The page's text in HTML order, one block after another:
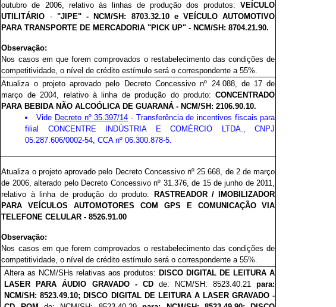
outubro de 2006, relativo às linhas de produção dos produtos:VEÍCULO
UTILITÁRIO - "JIPE"- NCM/SH: 8703.32.10 eVEÍCULO AUTOMOTIVO
PARA TRANSPORTE DE MERCADORIA "PICK UP"- NCM/SH: 8704.21.90.
Observação:
Nos casos em que forem comprovados o restabelecimento das condições de
competitividade, o nível de crédito estímulo será o correspondente a 55%.
Atualiza o projeto aprovado pelo DecretoConcessivo nº 24.088, de 17 de
março de 2004, relativo à linha de produção do produto:CONCENTRADO
PARA BEBIDA NÃO ALCOÓLICA DE GUARANÁ - NCM/SH: 2106.90.10.
Vide Decreto nº 35.397/14 - Transferência de incentivos fiscais para
filial CONCENTRE INDÚSTRIA E COMÉRCIO LTDA., CNPJ
05.287.606/0002-54, CCA nº 06.300.878-5.
Atualiza o projeto aprovado pelo Decreto Concessivo nº25.668, de 2 de março
de 2006, alterado pelo Decreto Concessivo nº 31.376, de 15 de junho de 2011,
relativo à linha de produção do produto:
RASTREADOR / IMOBILIZADOR
PARA VEÍCULOS AUTOMOTORES COM GPS E COMUNICAÇÃO VIA
TELEFONE CELULAR - 8526.91.00
Observação:
Nos casos em que forem comprovados o restabelecimento das condições de
competitividade, o nível de crédito estímulo será o correspondente a 55%.
Altera as NCM/SHs relativas aos produtos: DISCO DIGITAL DE LEITURA A
LASER PARA ÁUDIO GRAVADO - CD de: NCM/SH: 8523.40.21para:
NCM/SH: 8523.49.10; DISCO DIGITAL DE LEITURA A LASER GRAVADO -